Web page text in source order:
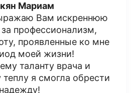
Мариам
Вам искреннюю
профессионализм,
проявленные ко мне
моей жизни!
таланту врача и
я смогла обрести